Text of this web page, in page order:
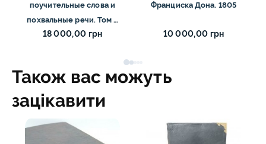
поучительные слова и
похвальные речи. Том І.
Минятий И. 1776
18 000,00 грн
Франциска Дона. 1805
10 000,00 грн
Також вас можуть
зацікавити